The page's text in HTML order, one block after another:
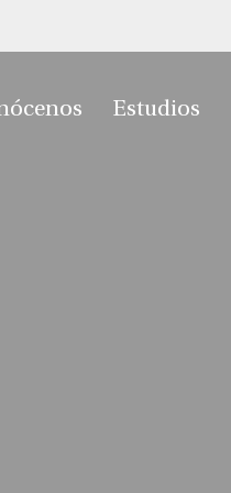
Estudios